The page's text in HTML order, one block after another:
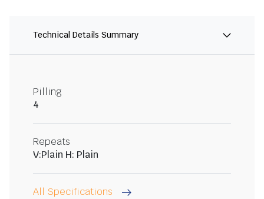
Technical Details Summary
Pilling
4
Repeats
V:Plain H: Plain
All Specifications